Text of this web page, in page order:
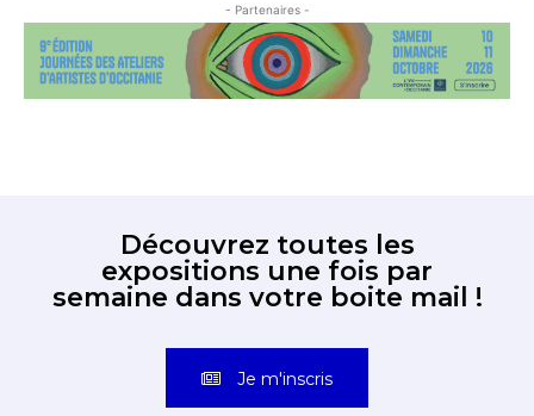
- Partenaires -
Découvrez toutes les
expositions une fois par
semaine dans votre boite mail !
Je m'inscris